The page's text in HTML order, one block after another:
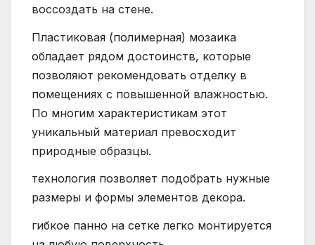
воссоздать на стене.
Пластиковая (полимерная) мозаика
обладает рядом достоинств, которые
позволяют рекомендовать отделку в
помещениях с повышенной влажностью.
По многим характеристикам этот
уникальный материал превосходит
природные образцы.
технология позволяет подобрать нужные
размеры и формы элементов декора.
гибкое панно на сетке легко монтируется